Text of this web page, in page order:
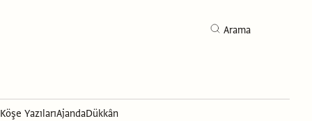
Arama
Köşe YazılarıAjandaDükkân